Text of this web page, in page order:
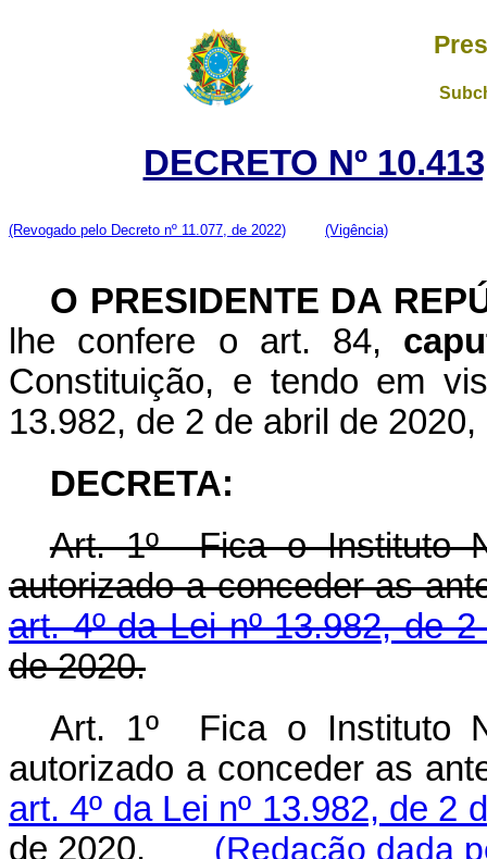
DECRETO Nº
(Revogado pelo Decreto nº 11.077, de 2022) (Vigência)
O PRESIDENTE DA
lhe confere o art. 84,
Constituição, e tendo em
13.982, de 2 de abril de 2020,
DECRETA:
Art. 1º Fica o Instituto
autorizado a conceder as
art. 4º da Lei nº 13.982, de
de 2020.
Art. 1º Fica o Instituto
autorizado a conceder as
art. 4º da Lei nº 13.982, de 2
de 2020. (Redação dada